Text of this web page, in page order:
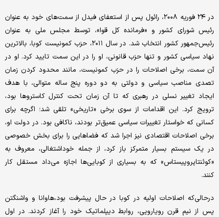
در ۲۴ فوریه ۲۰۰۸، رائول پس از استعفای فیدل از سمت‌های خود به عنوان
رئیس شورای کشور و «فرمانده کل قوا»، توسط مجلس ملی به عنوان
رئیس‌جمهور کشور انتخاب شد. در سال ۲۰۱۱، حزب کمونیست کوبا، بالاترین
نهاد سیاسی کشور و تنها حزب قانونی، او را در این سمت تایید کرد. او در
آن سمت، برخی اصلاحات را در حزب کمونیست، مانند محدود کردن زمان
تصدی مناصب سیاسی و دولتی به دو دوره پنج ساله متوالی، با هدف
ایجاد تغییر نسلی در رهبری که تا آن زمان تحت کنترل کاستروها بود،
ترویج کرد. این اقدامات از سوی برخی «تاریخی» تلقی شد؛ اگرچه برای
کسانی که خواستار تغییرات سیاسی عمیق‌تر بودند، ناکافی بود. در دولت او،
برخی اصلاحات اقتصادی نیز اجرا شد که فضاهایی را برای بخش خصوصی
در یک سیستم بسیار متمرکز باز کرد، از جمله خوداشتغالی، معروف به
«کوئنتاپروپیستاس» که به بسیاری از کوبایی‌ها اجازه می‌داد مستقل کار
کنند.
درحالی‌که اصلاحات اولیه در کوبا در حال پیشرفت بود،‌هاوانا و واشنگتن
پس از نیم قرن رویارویی، روابط دیپلماتیک خود را آغاز کردند. در اول